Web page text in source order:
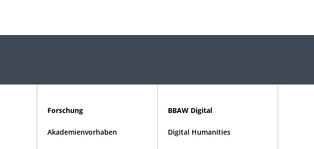
Forschung
Akademienvorhaben
BBAW Digital
Digital Humanities